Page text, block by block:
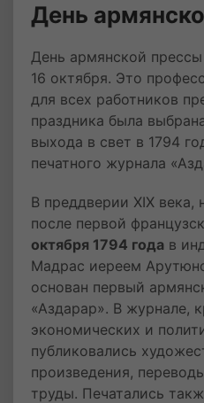
День
День армянской
16 октября. Это
для всех работников
праздника была
выхода в свет в 1794
печатного журнала
В преддверии XIX века,
после первой
октября 1794 года в
Мадрас иереем
основан первый
«Аздарар». В журнале,
экономических и
публиковались
произведения,
труды. Печатались